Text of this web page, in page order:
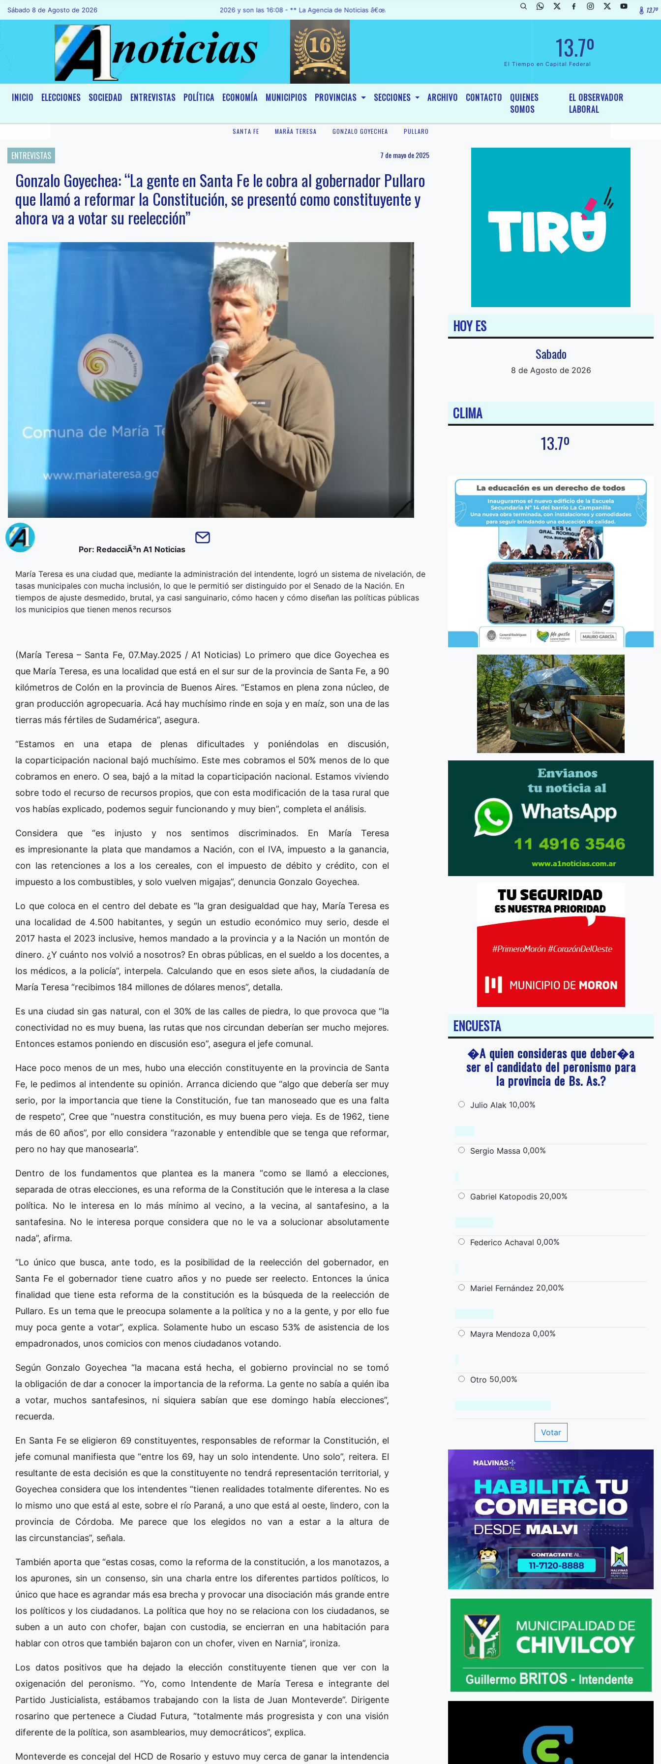
Sábado 8 de Agosto de 2026Hoy es Sábado 8 de Agosto de 2026 y son las 16:08 - ** La Agencia de Noticias â€œA1 Noticiasâ€, fue declarada de InterÃ©s General y Legislativo, por Ordenanza NÂº 6236/19 del13.7º
13.7º
El Tiempo en Capital Federal
INICIO ELECCIONES SOCIEDAD ENTREVISTAS POLÍTICA ECONOMÍA MUNICIPIOS PROVINCIAS SECCIONES ARCHIVO CONTACTO
QUIENES
SOMOS
EL OBSERVADOR
LABORAL
SANTA FE MARÃ­A TERESA GONZALO GOYECHEA PULLARO
ENTREVISTAS 7 de mayo de 2025
Gonzalo Goyechea: “La gente en Santa Fe le cobra al gobernador Pullaro
que llamó a reformar la Constitución, se presentó como constituyente y
ahora va a votar su reelección”
Por: RedacciÃ³n A1 Noticias
María Teresa es una ciudad que, mediante la administración del intendente, logró un sistema de nivelación, de
tasas municipales con mucha inclusión, lo que le permitió ser distinguido por el Senado de la Nación. En
tiempos de ajuste desmedido, brutal, ya casi sanguinario, cómo hacen y cómo diseñan las políticas públicas
los municipios que tienen menos recursos
(María Teresa – Santa Fe, 07.May.2025 / A1 Noticias) Lo primero que dice Goyechea es
que María Teresa, es una localidad que está en el sur sur de la provincia de Santa Fe, a 90
kilómetros de Colón en la provincia de Buenos Aires. “Estamos en plena zona núcleo, de
gran producción agropecuaria. Acá hay muchísimo rinde en soja y en maíz, son una de las
tierras más fértiles de Sudamérica”, asegura.
“Estamos en una etapa de plenas dificultades y poniéndolas en discusión,
la coparticipación nacional bajó muchísimo. Este mes cobramos el 50% menos de lo que
cobramos en enero. O sea, bajó a la mitad la coparticipación nacional. Estamos viviendo
sobre todo el recurso de recursos propios, que con esta modificación de la tasa rural que
vos habías explicado, podemos seguir funcionando y muy bien”, completa el análisis.
Considera que “es injusto y nos sentimos discriminados. En María Teresa
es impresionante la plata que mandamos a Nación, con el IVA, impuesto a la ganancia,
con las retenciones a los a los cereales, con el impuesto de débito y crédito, con el
impuesto a los combustibles, y solo vuelven migajas”, denuncia Gonzalo Goyechea.
Lo que coloca en el centro del debate es “la gran desigualdad que hay, María Teresa es
una localidad de 4.500 habitantes, y según un estudio económico muy serio, desde el
2017 hasta el 2023 inclusive, hemos mandado a la provincia y a la Nación un montón de
dinero. ¿Y cuánto nos volvió a nosotros? En obras públicas, en el sueldo a los docentes, a
los médicos, a la policía”, interpela. Calculando que en esos siete años, la ciudadanía de
María Teresa “recibimos 184 millones de dólares menos”, detalla.
Es una ciudad sin gas natural, con el 30% de las calles de piedra, lo que provoca que “la
conectividad no es muy buena, las rutas que nos circundan deberían ser mucho mejores.
Entonces estamos poniendo en discusión eso”, asegura el jefe comunal.
Hace poco menos de un mes, hubo una elección constituyente en la provincia de Santa
Fe, le pedimos al intendente su opinión. Arranca diciendo que “algo que debería ser muy
serio, por la importancia que tiene la Constitución, fue tan manoseado que es una falta
de respeto”, Cree que “nuestra constitución, es muy buena pero vieja. Es de 1962, tiene
más de 60 años”, por ello considera “razonable y entendible que se tenga que reformar,
pero no hay que manosearla”.
Dentro de los fundamentos que plantea es la manera “como se llamó a elecciones,
separada de otras elecciones, es una reforma de la Constitución que le interesa a la clase
política. No le interesa en lo más mínimo al vecino, a la vecina, al santafesino, a la
santafesina. No le interesa porque considera que no le va a solucionar absolutamente
nada”, afirma.
“Lo único que busca, ante todo, es la posibilidad de la reelección del gobernador, en
Santa Fe el gobernador tiene cuatro años y no puede ser reelecto. Entonces la única
finalidad que tiene esta reforma de la constitución es la búsqueda de la reelección de
Pullaro. Es un tema que le preocupa solamente a la política y no a la gente, y por ello fue
muy poca gente a votar”, explica. Solamente hubo un escaso 53% de asistencia de los
empadronados, unos comicios con menos ciudadanos votando.
Según Gonzalo Goyechea “la macana está hecha, el gobierno provincial no se tomó
la obligación de dar a conocer la importancia de la reforma. La gente no sabía a quién iba
a votar, muchos santafesinos, ni siquiera sabían que ese domingo había elecciones”,
recuerda.
En Santa Fe se eligieron 69 constituyentes, responsables de reformar la Constitución, el
jefe comunal manifiesta que “entre los 69, hay un solo intendente. Uno solo”, reitera. El
resultante de esta decisión es que la constituyente no tendrá representación territorial, y
Goyechea considera que los intendentes “tienen realidades totalmente diferentes. No es
lo mismo uno que está al este, sobre el río Paraná, a uno que está al oeste, lindero, con la
provincia de Córdoba. Me parece que los elegidos no van a estar a la altura de
las circunstancias”, señala.
También aporta que “estas cosas, como la reforma de la constitución, a los manotazos, a
los apurones, sin un consenso, sin una charla entre los diferentes partidos políticos, lo
único que hace es agrandar más esa brecha y provocar una disociación más grande entre
los políticos y los ciudadanos. La política que hoy no se relaciona con los ciudadanos, se
suben a un auto con chofer, bajan con custodia, se encierran en una habitación para
hablar con otros que también bajaron con un chofer, viven en Narnia”, ironiza.
Los datos positivos que ha dejado la elección constituyente tienen que ver con la
oxigenación del peronismo. “Yo, como Intendente de María Teresa e integrante del
Partido Justicialista, estábamos trabajando con la lista de Juan Monteverde”. Dirigente
rosarino que pertenece a Ciudad Futura, “totalmente más progresista y con una visión
diferente de la política, son asamblearios, muy democráticos”, explica.
Monteverde es concejal del HCD de Rosario y estuvo muy cerca de ganar la intendencia
HOY ES
Sabado
8 de Agosto de 2026
CLIMA
13.7º
ENCUESTA
�A quien consideras que deber�a
ser el candidato del peronismo para
la provincia de Bs. As.?
Julio Alak 10,00%
Sergio Massa 0,00%
Gabriel Katopodis 20,00%
Federico Achaval 0,00%
Mariel Fernández 20,00%
Mayra Mendoza 0,00%
Otro 50,00%